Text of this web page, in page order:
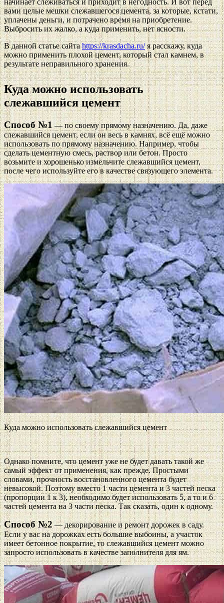
вами целые мешки слежавшегося цемента, за которые, кстати,
уплачены деньги, и потрачено время на приобретение.
Выбросить их жалко, а куда применить, нет ясности.
В данной статье сайтаhttps://krasdacha.ru/я расскажу, куда
можно применить плохой цемент, который стал камнем, в
результате неправильного хранения.
Куда можно использовать
слежавшийся цемент
Способ №1 — по своему прямому назначению. Да, даже
слежавшийся цемент, если он весь в камнях, всё ещё можно
использовать по прямому назначению. Например, чтобы
сделать цементную смесь, раствор или бетон. Просто
возьмите и хорошенько измельчите слежавшийся цемент,
после чего используйте его в качестве связующего элемента.
Куда можно использовать слежавшийся цемент
Однако помните, что цемент уже не будет давать такой же
самый эффект от применения, как прежде. Простыми
словами, прочность восстановленного цемента будет
невысокой. Поэтому вместо 1 части цемента и 3 частей песка
(пропорции 1 к 3), необходимо будет использовать 5, а то и 6
частей цемента на 3 части песка. Так сказать, один к одному.
Способ №2— декорирование и ремонт дорожек в саду.
Если у вас на дорожках есть большие выбоины, а участок
имеет бетонное покрытие, то слежавшийся цемент можно
запросто использовать в качестве заполнителя для ям.